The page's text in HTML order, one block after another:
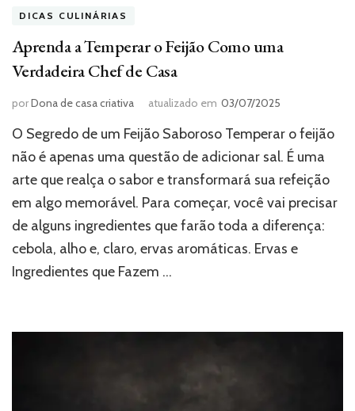
DICAS CULINÁRIAS
Aprenda a Temperar o Feijão Como uma
Verdadeira Chef de Casa
porDona de casa criativa atualizado em 03/07/2025
O Segredo de um Feijão Saboroso Temperar o feijão
não é apenas uma questão de adicionar sal. É uma
arte que realça o sabor e transformará sua refeição
em algo memorável. Para começar, você vai precisar
de alguns ingredientes que farão toda a diferença:
cebola, alho e, claro, ervas aromáticas. Ervas e
Ingredientes que Fazem …